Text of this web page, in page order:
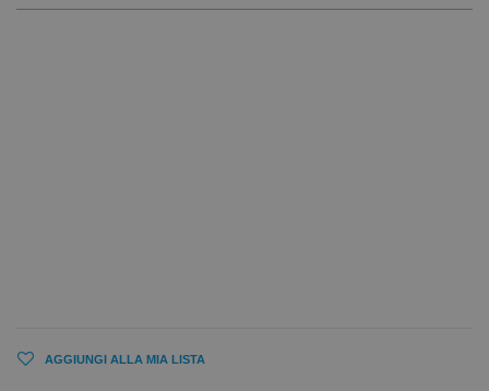
AGGIUNGI ALLA MIA LISTA